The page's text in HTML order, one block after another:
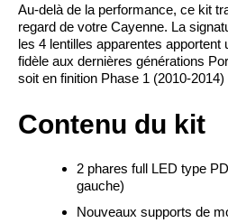
Au-delà de la performance, ce kit
regard de votre Cayenne. La
les 4 lentilles apparentes apportent
fidèle aux dernières générations
soit en finition Phase 1 (2010-
Contenu du kit
2 phares full LED type
gauche)
Nouveaux supports de